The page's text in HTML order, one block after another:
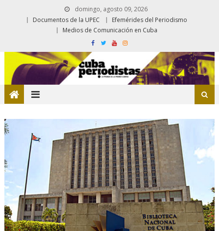
domingo, agosto 09, 2026
Documentos de la UPEC
Efemérides del Periodismo
Medios de Comunicación en Cuba